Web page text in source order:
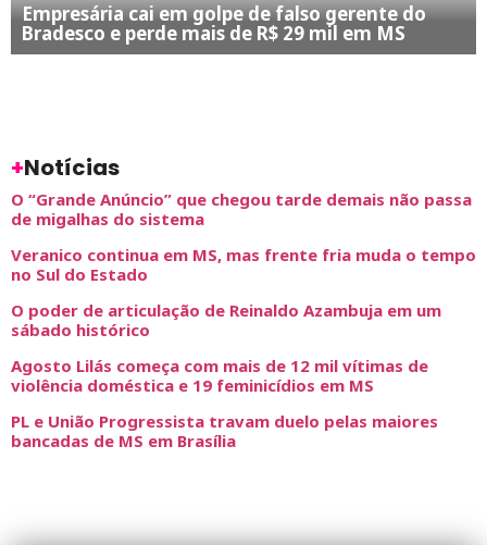
Empresária cai em golpe de falso gerente do
Bradesco e perde mais de R$ 29 mil em MS
+Notícias
O “Grande Anúncio” que chegou tarde demais não passa
de migalhas do sistema
Veranico continua em MS, mas frente fria muda o tempo
no Sul do Estado
O poder de articulação de Reinaldo Azambuja em um
sábado histórico
Agosto Lilás começa com mais de 12 mil vítimas de
violência doméstica e 19 feminicídios em MS
PL e União Progressista travam duelo pelas maiores
bancadas de MS em Brasília